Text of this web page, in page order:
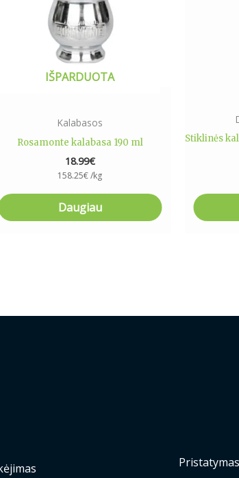
IŠPARDUOTA
Kalabasos
Rosamonte kalabasa 190 ml
18.99€
158.25€/kg
Daugiau
Stiklinės
Pristatymas